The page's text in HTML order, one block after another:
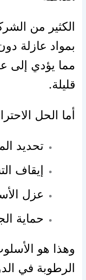
الكثير من
بمواد عازلة
مما يؤدي إلى
قليلة.
أما الحل
تحديد
إيقاف
عزل
حماية
وهذا هو
الرطوبة في